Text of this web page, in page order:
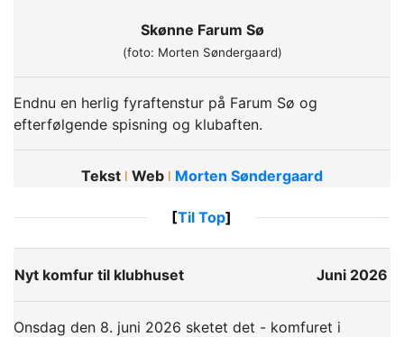
Skønne Farum Sø
(foto: Morten Søndergaard)
Endnu en herlig fyraftenstur på Farum Sø og
efterfølgende spisning og klubaften.
Tekst ǀ Web ǀ Morten Søndergaard
[Til Top]
Nyt komfur til klubhuset Juni 2026
Onsdag den 8. juni 2026 sketet det - komfuret i